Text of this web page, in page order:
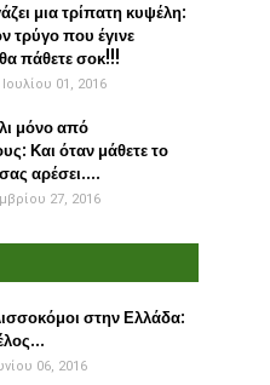
μια τρίπατη κυψέλη:
τρύγο που έγινε
πάθετε σοκ!!!
01, 2016
μόνο από
Και όταν μάθετε το
αρέσει....
27, 2016
στην Ελλάδα:
06, 2016